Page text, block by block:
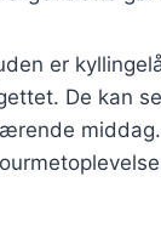
er
De kan